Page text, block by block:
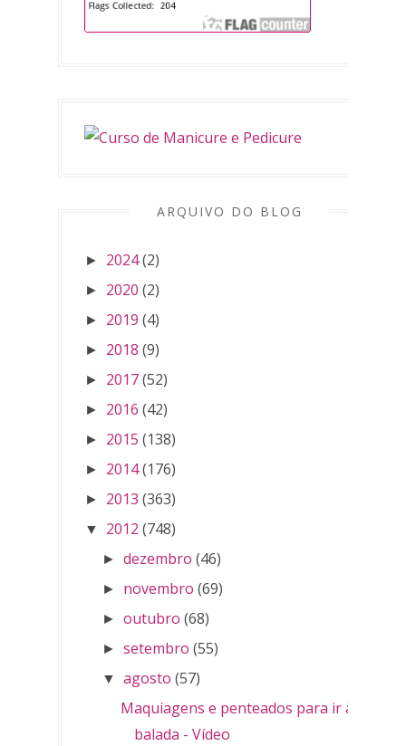
ARQUIVO DO BLOG
► 2024(2)
► 2020 (2)
► 2019 (4)
► 2018 (9)
► 2017(52)
► 2016 (42)
► 2015 (138)
► 2014(176)
► 2013 (363)
▼ 2012 (748)
►dezembro (46)
► novembro (69)
►outubro (68)
►setembro (55)
▼ agosto (57)
Maquiagens e penteados para ir à
balada - Vídeo